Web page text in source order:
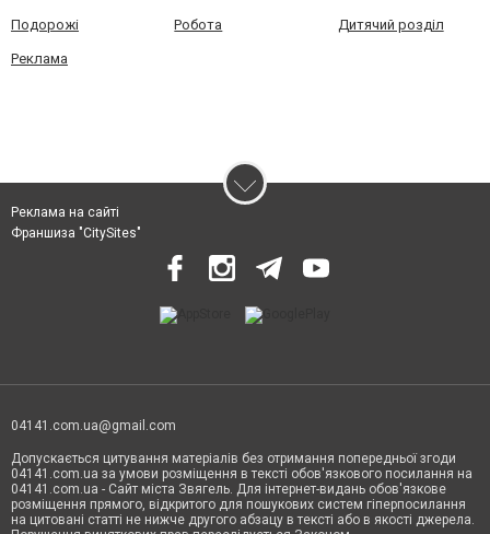
Подорожі Робота Дитячий розділ
Реклама
Реклама на сайті
Франшиза "CitySites"
04141.com.ua@gmail.com
Допускається цитування матеріалів без отримання попередньої згоди
04141.com.ua за умови розміщення в тексті обов'язкового посилання на
04141.com.ua - Сайт міста Звягель. Для інтернет-видань обов'язкове
розміщення прямого, відкритого для пошукових систем гіперпосилання
на цитовані статті не нижче другого абзацу в тексті або в якості джерела.